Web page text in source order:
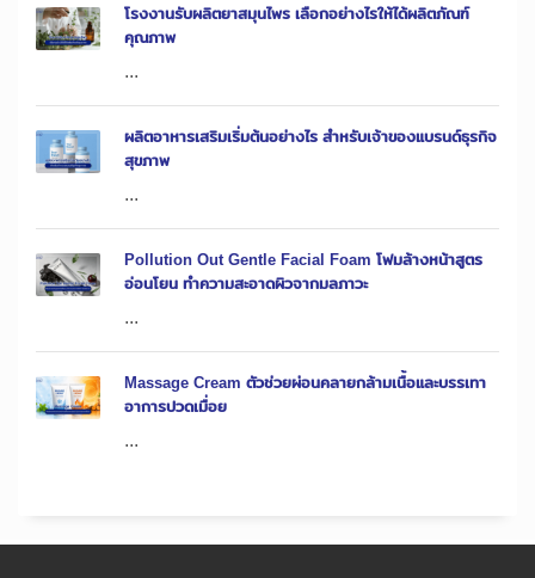
โรงงานรับผลิตยาสมุนไพร เลือกอย่างไรให้ได้ผลิตภัณฑ์
คุณภาพ
...
ผลิตอาหารเสริมเริ่มต้นอย่างไร สำหรับเจ้าของแบรนด์ธุรกิจ
สุขภาพ
...
Pollution Out Gentle Facial Foam โฟมล้างหน้าสูตร
อ่อนโยน ทำความสะอาดผิวจากมลภาวะ
...
Massage Cream ตัวช่วยผ่อนคลายกล้ามเนื้อและบรรเทา
อาการปวดเมื่อย
...